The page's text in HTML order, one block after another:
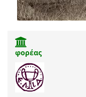
φορέας